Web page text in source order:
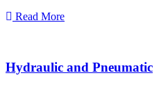
Read More
Hydraulic and Pneumatic